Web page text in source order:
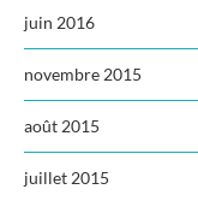
juin 2016
novembre 2015
août 2015
juillet 2015